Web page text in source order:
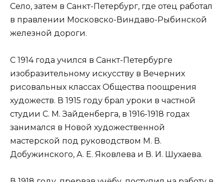
Село, затем в Санкт-Петербург, где отец работал
в правлении Московско-Виндаво-Рыбинской
железной дороги.
С 1914 года учился в Санкт-Петербурге
изобразительному искусству в Вечерних
рисовальных классах Общества поощрения
художеств. В 1915 году брал уроки в частной
студии С. М. Зайденберга, в 1916-1918 годах
занимался в Новой художественной
мастерской под руководством М. В.
Добужинского, А. Е. Яковлева и В. И. Шухаева.